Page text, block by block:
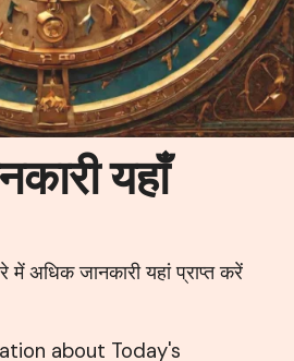
यहाँ
अधिक जानकारी यहां प्राप्त करें
about Today's